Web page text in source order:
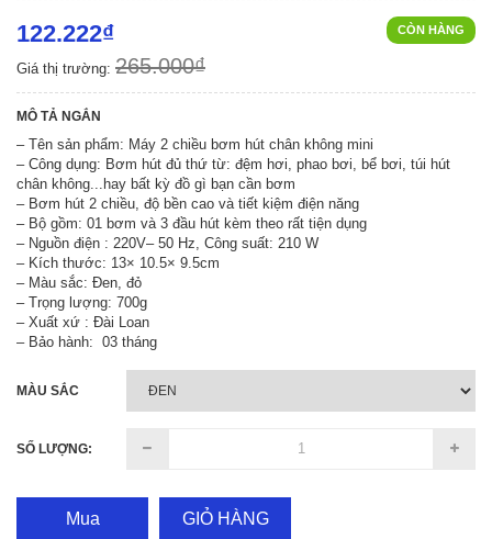
CÒN HÀNG
122.222₫
Giá thị trường: 265.000₫
MÔ TẢ NGẮN
– Tên sản phẩm: Máy 2 chiều bơm hút chân không mini
– Công dụng: Bơm hút đủ thứ từ: đệm hơi, phao bơi, bể bơi, túi hút
chân không...hay bất kỳ đồ gì bạn cần bơm
– Bơm hút 2 chiều, độ bền cao và tiết kiệm điện năng
– Bộ gồm: 01 bơm và 3 đầu hút kèm theo rất tiện dụng
– Nguồn điện : 220V– 50 Hz, Công suất: 210 W
– Kích thước: 13× 10.5× 9.5cm
– Màu sắc: Đen, đỏ
– Trọng lượng: 700g
– Xuất xứ : Đài Loan
– Bảo hành: 03 tháng
MÀU SẮC
SỐ LƯỢNG:
Mua GIỎ HÀNG